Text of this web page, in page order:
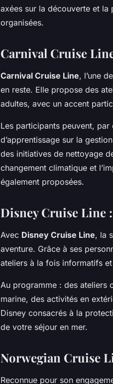
axées sur la découverte et
organisées.
Carnival Cruise
Carnival Cruise Line, l’une
en reste. Elle propose des
adultes, avec un accent
Les participants peuvent,
d’apprentissage sur la
des initiatives de nettoyage
changement climatique et
également proposées.
Disney Cruise Line
Avec Disney Cruise Line, la
aventure. Grâce à ses
ateliers à la fois informatifs
Au programme : des ateliers
marine, des activités en
Disney consacrés à la
de votre séjour en mer.
Norwegian Cruise
Reconnue pour son